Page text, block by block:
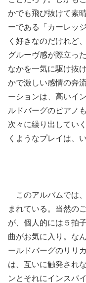
かでも飛び抜けて素
ーである「カーレッ
く好きなのだけれど
グルーヴ感が際立っ
なかを一気に駆け抜
かで激しい感情の奔
ーションは、高いイ
ルドバーグのピアノ
次々に繰り出してい
くようなプレイは、
このアルバムでは
まれている。当然の
が、個人的には５拍
曲がお気に入り。な
ールドバーグのリリ
は、互いに触発され
ンとそれにインスパ